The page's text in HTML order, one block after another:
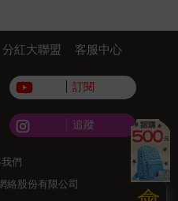
分紅大聯盟 客服中心
訂閱
追蹤
們
絡股份有限公司